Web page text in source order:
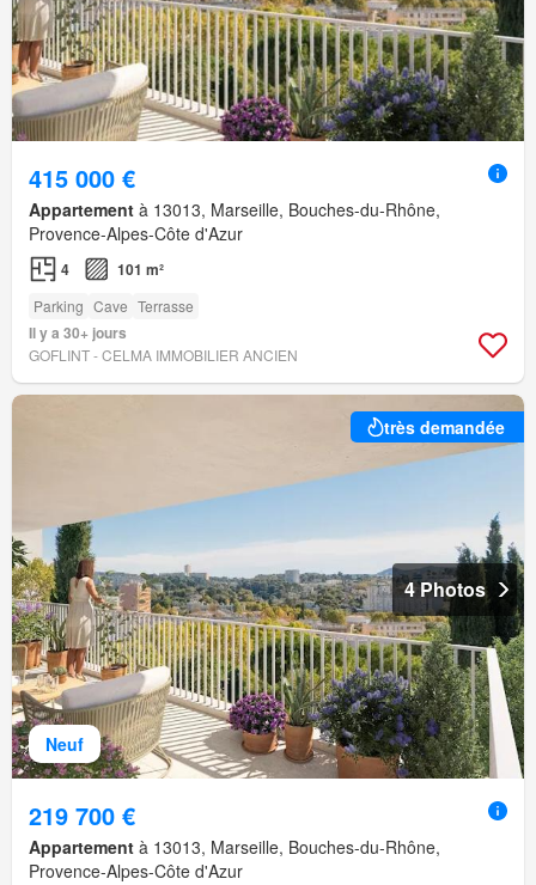
415 000 €
Appartement à 13013, Marseille, Bouches-du-Rhône,
Provence-Alpes-Côte d'Azur
4 101 m²
Parking Cave Terrasse
Il y a 30+ jours
GOFLINT - CELMA IMMOBILIER ANCIEN
Neuf
très demandée
4 Photos
219 700 €
Appartement à 13013, Marseille, Bouches-du-Rhône,
Provence-Alpes-Côte d'Azur